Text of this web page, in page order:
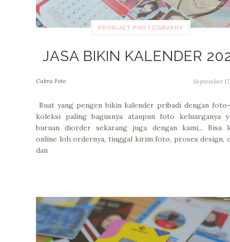
PRODUCT PHOTOGRAPHY
JASA BIKIN KALENDER
Cakra Foto September
Buat yang pengen bikin kalender pribadi dengan
koleksi paling bagusnya ataupun foto keluarganya
buruan diorder sekarang juga dengan kami,.. Bisa
online loh ordernya, tinggal kirim foto, proses design,
dan